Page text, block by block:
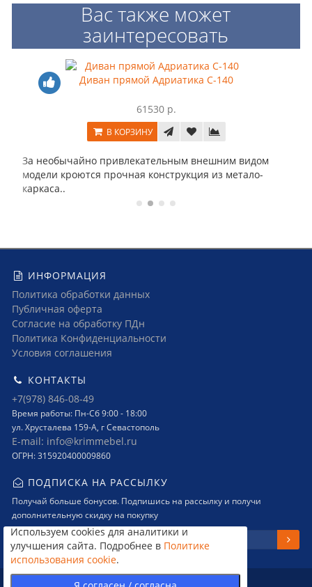
Вас также может
заинтересовать
Диван прямой Адриатика С-140
61530 р.
В КОРЗИНУ
За необычайно привлекательным внешним видом
модели кроются прочная конструкция из метало-
каркаса..
Используем cookies для аналитики и
улучшения сайта. Подробнее в Политике
использования cookie.
ИНФОРМАЦИЯ
Политика обработки данных
Публичная оферта
Согласие на обработку ПДн
Политика Конфиденциальности
Условия соглашения
КОНТАКТЫ
+7(978) 846-08-49
Время работы: Пн-Сб 9:00 - 18:00
ул. Хрусталева 159-А, г Севастополь
E-mail: info@krimmebel.ru
ОГРН: 315920400009860
ПОДПИСКА НА РАССЫЛКУ
Получай больше бонусов. Подпишись на рассылку и получи
дополнительную скидку на покупку